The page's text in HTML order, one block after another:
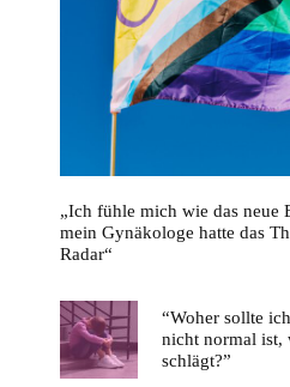
„Ich fühle mich wie das neue
mein Gynäkologe hatte das
Radar“
“Woher sollte
nicht normal ist,
schlägt?”